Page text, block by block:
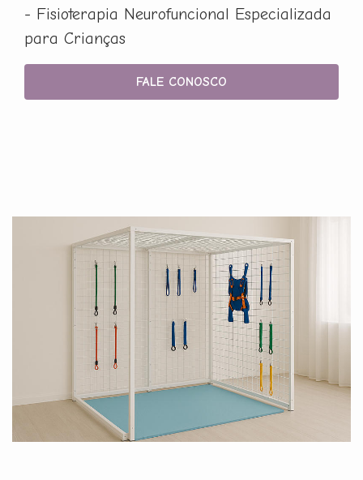
- Fisioterapia Neurofuncional Especializada
para Crianças
FALE CONOSCO